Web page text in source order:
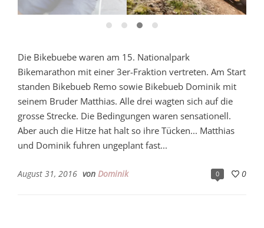
Die Bikebuebe waren am 15. Nationalpark
Bikemarathon mit einer 3er-Fraktion vertreten. Am Start
standen Bikebueb Remo sowie Bikebueb Dominik mit
seinem Bruder Matthias. Alle drei wagten sich auf die
grosse Strecke. Die Bedingungen waren sensationell.
Aber auch die Hitze hat halt so ihre Tücken... Matthias
und Dominik fuhren ungeplant fast...
0 0
August 31, 2016 von Dominik